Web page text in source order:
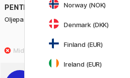
PENTEL
Oljepastell 25-set
93 KR
115 KR
Norway (NOK)
Denmark (DKK)
Finland (EUR)
Ireland (EUR)